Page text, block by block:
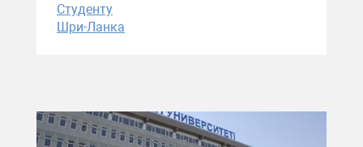
Студенту
Шри-Ланка